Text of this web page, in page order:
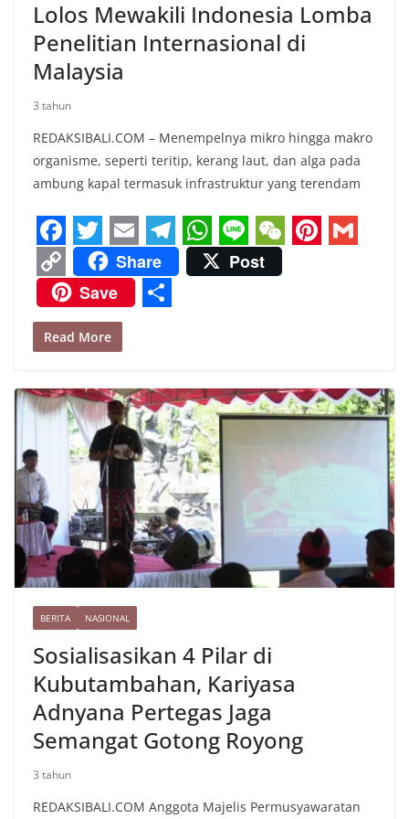
Lolos Mewakili Indonesia Lomba
Penelitian Internasional di
Malaysia
3 tahun
REDAKSIBALI.COM – Menempelnya mikro hingga makro
organisme, seperti teritip, kerang laut, dan alga pada
ambung kapal termasuk infrastruktur yang terendam
F
a
c
e
o
k
T
w
i
t
e
r
E
m
a
i
T
e
l
r
a
m
W
h
A
p
p
L
i
W
e
t r
e
s
t
C
o
p
y
L
n
k
Share
Post
Save
a
r
e
Read More
BERITA NASIONAL
Sosialisasikan 4 Pilar di
Kubutambahan, Kariyasa
Adnyana Pertegas Jaga
Semangat Gotong Royong
3 tahun
REDAKSIBALI.COM Anggota Majelis Permusyawaratan